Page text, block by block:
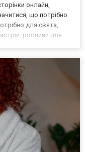
онлайн,
що потрібно
для свята,
рослини для